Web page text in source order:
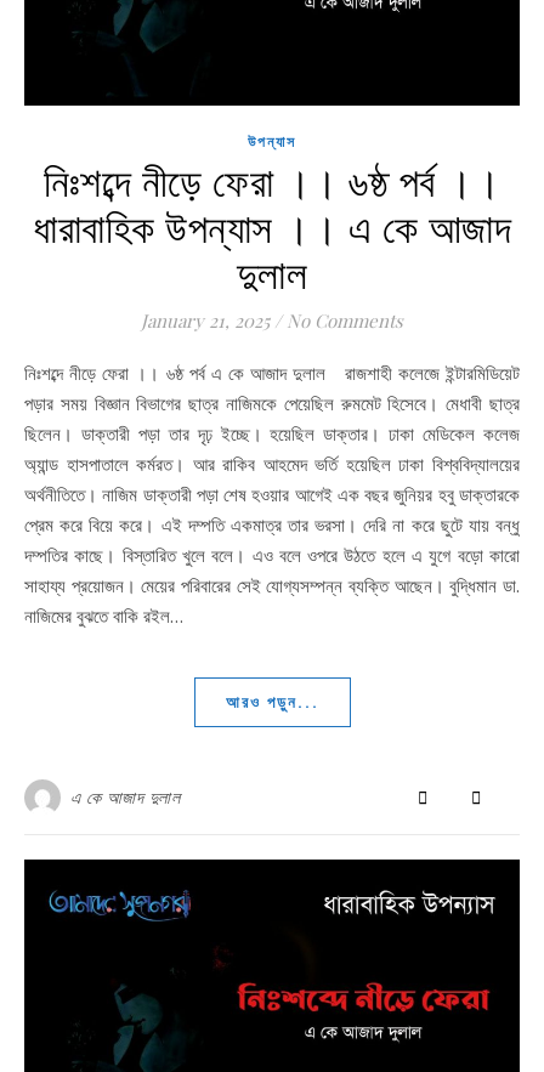
উপন্যাস
নিঃশব্দে নীড়ে ফেরা ।। ৬ষ্ঠ পর্ব ।।
ধারাবাহিক উপন্যাস ।। এ কে আজাদ
দুলাল
January 21, 2025 / No Comments
নিঃশব্দে নীড়ে ফেরা ।। ৬ষ্ঠ পর্ব এ কে আজাদ দুলাল রাজশাহী কলেজে ইন্টারমিডিয়েট
পড়ার সময় বিজ্ঞান বিভাগের ছাত্র নাজিমকে পেয়েছিল রুমমেট হিসেবে। মেধাবী ছাত্র
ছিলেন। ডাক্তারী পড়া তার দৃঢ় ইচ্ছে। হয়েছিল ডাক্তার। ঢাকা মেডিকেল কলেজ
অ্যান্ড হাসপাতালে কর্মরত। আর রাকিব আহমেদ ভর্তি হয়েছিল ঢাকা বিশ্ববিদ্যালয়ের
অর্থনীতিতে। নাজিম ডাক্তারী পড়া শেষ হওয়ার আগেই এক বছর জুনিয়র হবু ডাক্তারকে
প্রেম করে বিয়ে করে। এই দম্পতি একমাত্র তার ভরসা। দেরি না করে ছুটে যায় বন্ধু
দম্পতির কাছে। বিস্তারিত খুলে বলে। এও বলে ওপরে উঠতে হলে এ যুগে বড়ো কারো
সাহায্য প্রয়োজন। মেয়ের পরিবারের সেই যোগ্যসম্পন্ন ব্যক্তি আছেন। বুদ্ধিমান ডা.
নাজিমের বুঝতে বাকি রইল…
আরও পড়ুন...
এ কে আজাদ দুলাল